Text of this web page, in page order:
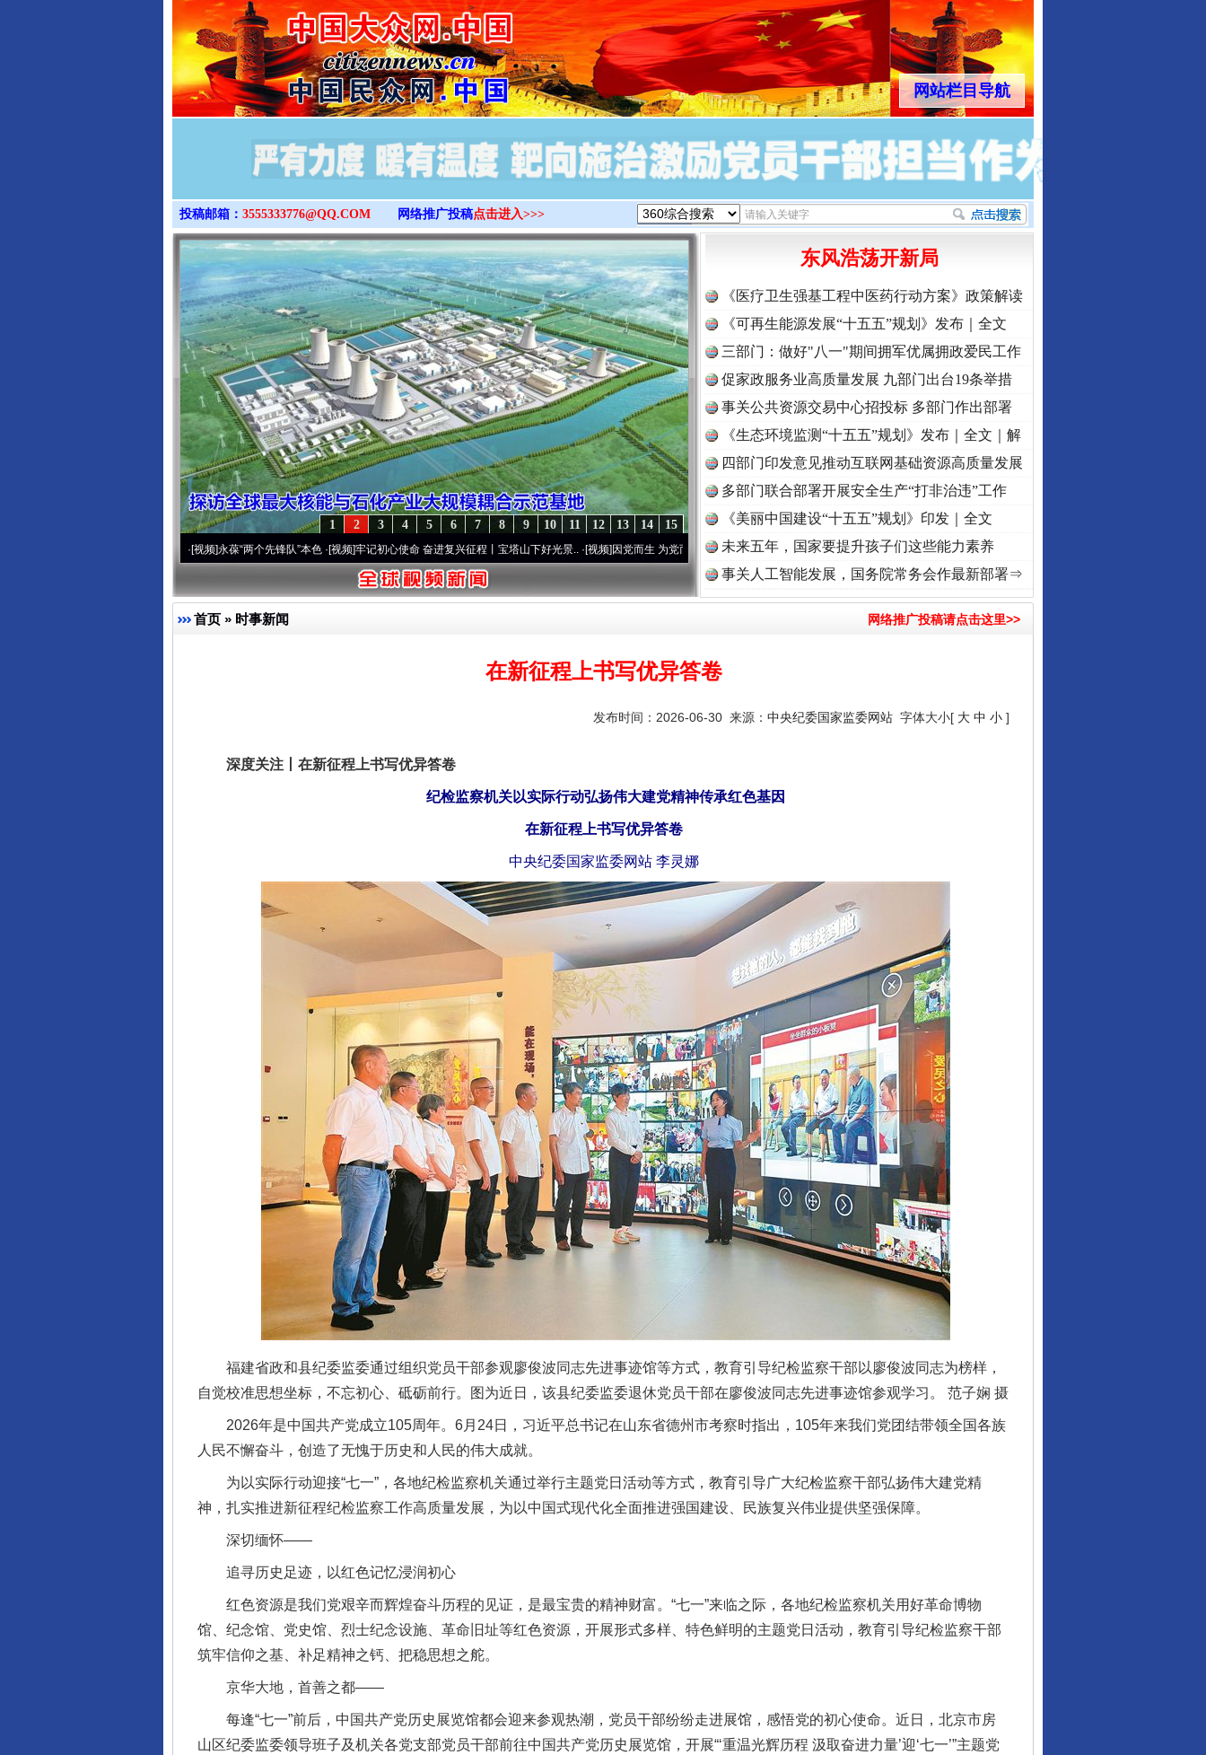
>
网站栏目导航
投稿邮箱： 3555333776@QQ.COM 网络推广投稿点击进入>>>
15
14
13
12
11
10
9
8
7
6
5
4
3
2
1
永葆“两个先锋队”本色·[视频]牢记初心使命 奋进复兴征程丨宝塔山下好光景..·[视频]因党而生 为党而战——百年“纪”事⑧加强纪律..·[视频]牢记初心使命 奋进复兴征程丨“转折之城”激荡..
东风浩荡开新局
《医疗卫生强基工程中医药行动方案》政策解读
《可再生能源发展“十五五”规划》发布｜全文
三部门：做好"八一"期间拥军优属拥政爱民工作
促家政服务业高质量发展 九部门出台19条举措
事关公共资源交易中心招投标 多部门作出部署
《生态环境监测“十五五”规划》发布｜全文｜解
读
四部门印发意见推动互联网基础资源高质量发展
多部门联合部署开展安全生产“打非治违”工作
《美丽中国建设“十五五”规划》印发｜全文
未来五年，国家要提升孩子们这些能力素养
事关人工智能发展，国务院常务会作最新部署⇒
首页 » 时事新闻 网络推广投稿请点击这里>>
在新征程上书写优异答卷
发布时间：2026-06-30 来源： 中央纪委国家监委网站 字体大小[ 大 中 小 ]
深度关注丨在新征程上书写优异答卷
纪检监察机关以实际行动弘扬伟大建党精神传承红色基因
在新征程上书写优异答卷
中央纪委国家监委网站 李灵娜
福建省政和县纪委监委通过组织党员干部参观廖俊波同志先进事迹馆等方式，教育引导纪检监察干部以廖俊波同志为榜样，
自觉校准思想坐标，不忘初心、砥砺前行。图为近日，该县纪委监委退休党员干部在廖俊波同志先进事迹馆参观学习。 范子娴 摄
2026年是中国共产党成立105周年。6月24日，习近平总书记在山东省德州市考察时指出，105年来我们党团结带领全国各族
人民不懈奋斗，创造了无愧于历史和人民的伟大成就。
为以实际行动迎接“七一”，各地纪检监察机关通过举行主题党日活动等方式，教育引导广大纪检监察干部弘扬伟大建党精
神，扎实推进新征程纪检监察工作高质量发展，为以中国式现代化全面推进强国建设、民族复兴伟业提供坚强保障。
深切缅怀——
追寻历史足迹，以红色记忆浸润初心
红色资源是我们党艰辛而辉煌奋斗历程的见证，是最宝贵的精神财富。“七一”来临之际，各地纪检监察机关用好革命博物
馆、纪念馆、党史馆、烈士纪念设施、革命旧址等红色资源，开展形式多样、特色鲜明的主题党日活动，教育引导纪检监察干部
筑牢信仰之基、补足精神之钙、把稳思想之舵。
京华大地，首善之都——
每逢“七一”前后，中国共产党历史展览馆都会迎来参观热潮，党员干部纷纷走进展馆，感悟党的初心使命。近日，北京市房
山区纪委监委领导班子及机关各党支部党员干部前往中国共产党历史展览馆，开展“‘重温光辉历程 汲取奋进力量’迎‘七一’”主题党